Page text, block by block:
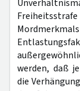
Freiheitsstrafe
werden, daß
die